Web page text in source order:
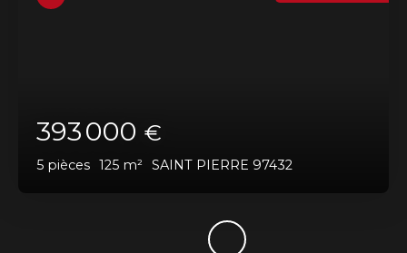
393 000 €
5 pièces 125 m² SAINT PIERRE 97432